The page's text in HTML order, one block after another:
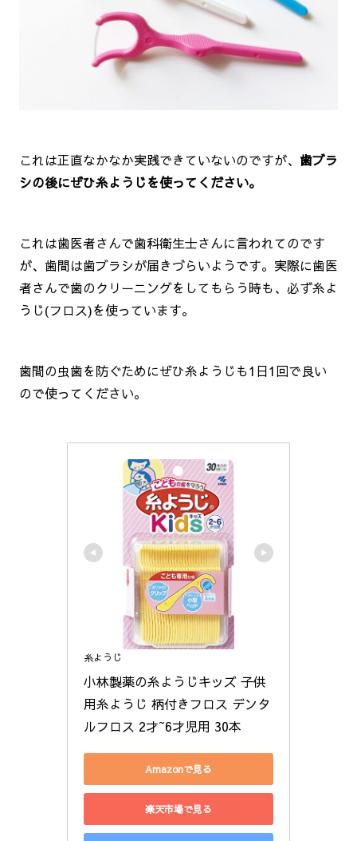
これは正直なかなか実践できていないのですが、 歯ブラ
シの後にぜひ糸ようじを使ってください。
これは歯医者さんで歯科衛生士さんに言われてのです
が、歯間は歯ブラシが届きづらいようです。実際に歯医
者さんで歯のクリーニングをしてもらう時も、必ず糸よ
うじ(フロス)を使っています。
歯間の虫歯を防ぐためにぜひ糸ようじも1日1回で良い
ので使ってください。
糸ようじ
小林製薬の糸ようじキッズ 子供
用糸ようじ 柄付きフロス デンタ
ルフロス 2才~6才児用 30本
Amazonで見る
楽天市場で見る